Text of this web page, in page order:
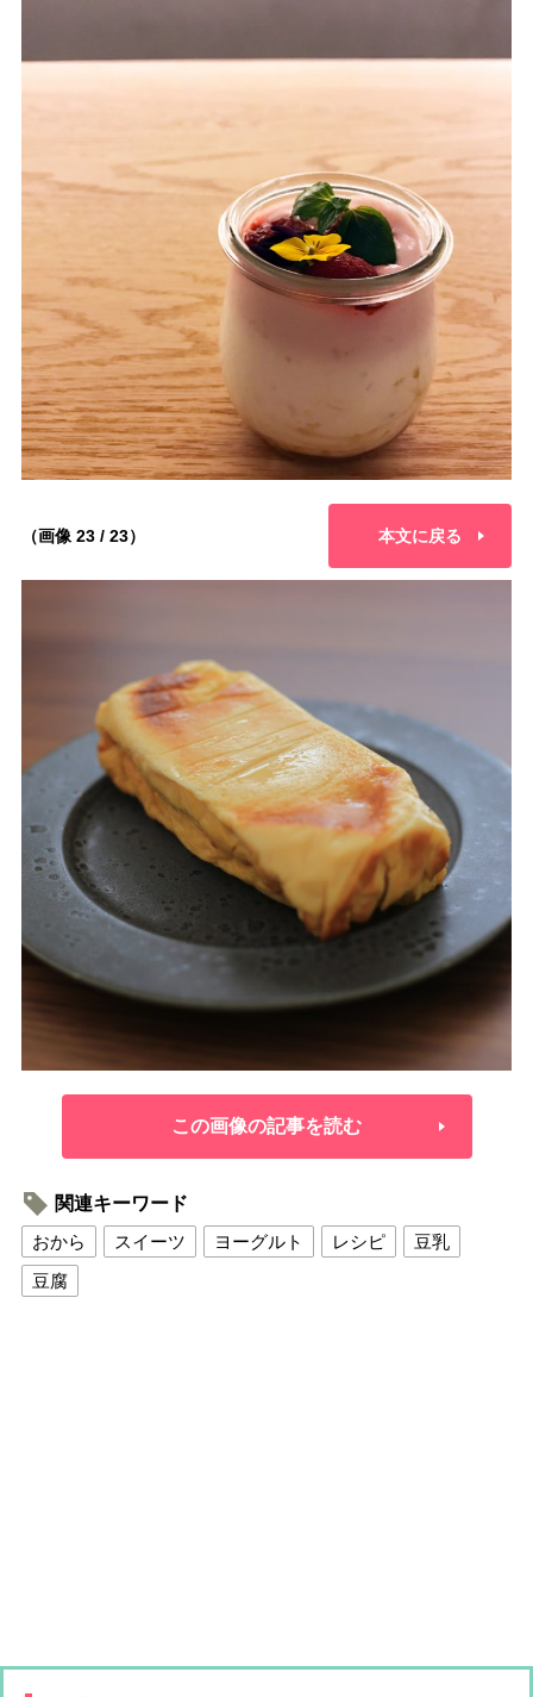
（画像 23 / 23） 本文に戻る
この画像の記事を読む
関連キーワード
おから
スイーツ ヨーグルト レシピ
豆乳
豆腐